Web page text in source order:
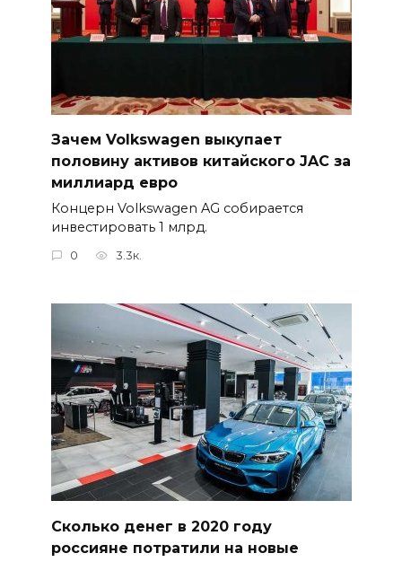
Зачем Volkswagen выкупает
половину активов китайского JAC за
миллиард евро
Концерн Volkswagen AG собирается
инвестировать 1 млрд.
0 3.3к.
Сколько денег в 2020 году
россияне потратили на новые